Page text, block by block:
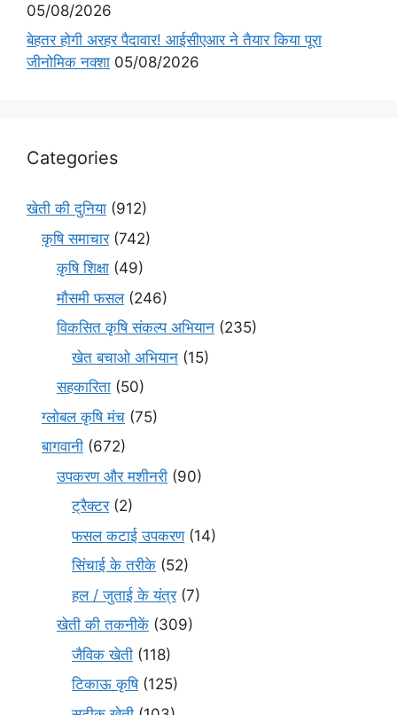
05/08/2026
बेहतर होगी अरहर पैदावार! आईसीएआर ने तैयार किया पूरा
जीनोमिक नक्शा 05/08/2026
Categories
खेती की दुनिया (912)
कृषि समाचार(742)
कृषि शिक्षा (49)
मौसमी फसल(246)
विकसित कृषि संकल्प अभियान (235)
खेत बचाओ अभियान (15)
सहकारिता (50)
ग्लोबल कृषि मंच (75)
बागवानी (672)
उपकरण और मशीनरी (90)
ट्रैक्टर(2)
फसल कटाई उपकरण(14)
सिंचाई के तरीके (52)
हल / जुताई के यंत्र(7)
खेती की तकनीकें (309)
जैविक खेती (118)
टिकाऊ कृषि(125)